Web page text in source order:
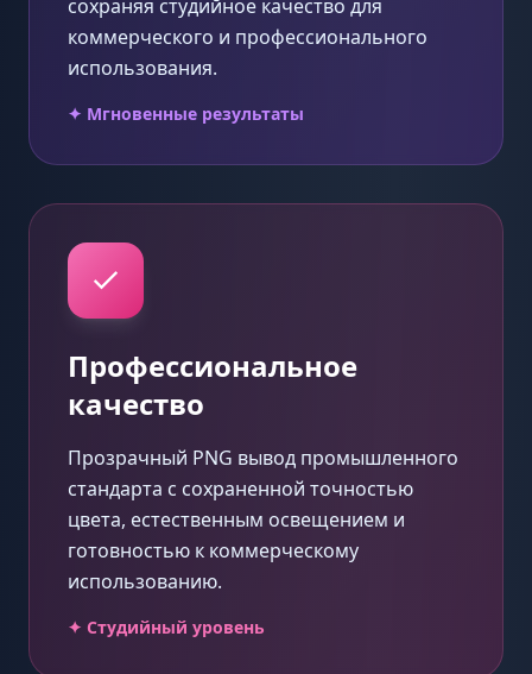
сохраняя студийное качество для
коммерческого и профессионального
использования.
✦ Мгновенные результаты
Профессиональное
качество
Прозрачный PNG вывод промышленного
стандарта с сохраненной точностью
цвета, естественным освещением и
готовностью к коммерческому
использованию.
✦ Студийный уровень